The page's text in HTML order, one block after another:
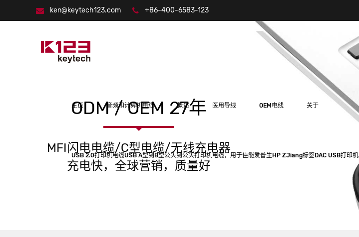
ken@keytech123.com +86-400-6583-123
主页 音频和计算机电缆 概述 医用导线 OEM电线 关于
USB 2.0打印机电缆USB A型到B型公头到公头打印机电缆，用于佳能爱普生HP ZJiang标签DAC USB打印机
ODM / OEM 27年
MFI闪电电缆/C型电缆/无线充电器
充电快，全球营销，质量好